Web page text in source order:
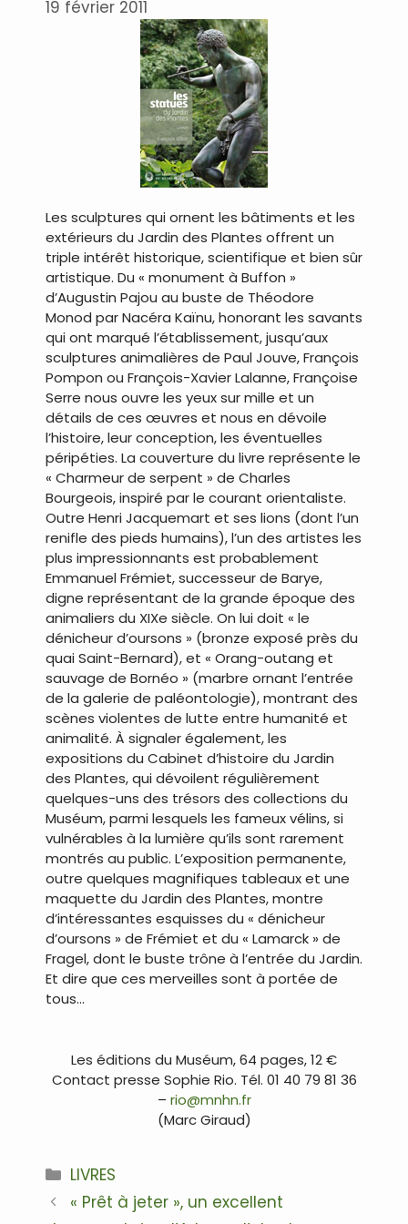
19 février 2011
Les sculptures qui ornent les bâtiments et les
extérieurs du Jardin des Plantes offrent un
triple intérêt historique, scientifique et bien sûr
artistique. Du « monument à Buffon »
d’Augustin Pajou au buste de Théodore
Monod par Nacéra Kaïnu, honorant les savants
qui ont marqué l’établissement, jusqu’aux
sculptures animalières de Paul Jouve, François
Pompon ou François-Xavier Lalanne, Françoise
Serre nous ouvre les yeux sur mille et un
détails de ces œuvres et nous en dévoile
l’histoire, leur conception, les éventuelles
péripéties. La couverture du livre représente le
« Charmeur de serpent » de Charles
Bourgeois, inspiré par le courant orientaliste.
Outre Henri Jacquemart et ses lions (dont l’un
renifle des pieds humains), l’un des artistes les
plus impressionnants est probablement
Emmanuel Frémiet, successeur de Barye,
digne représentant de la grande époque des
animaliers du XIXe siècle. On lui doit « le
dénicheur d’oursons » (bronze exposé près du
quai Saint-Bernard), et « Orang-outang et
sauvage de Bornéo » (marbre ornant l’entrée
de la galerie de paléontologie), montrant des
scènes violentes de lutte entre humanité et
animalité. À signaler également, les
expositions du Cabinet d’histoire du Jardin
des Plantes, qui dévoilent régulièrement
quelques-uns des trésors des collections du
Muséum, parmi lesquels les fameux vélins, si
vulnérables à la lumière qu’ils sont rarement
montrés au public. L’exposition permanente,
outre quelques magnifiques tableaux et une
maquette du Jardin des Plantes, montre
d’intéressantes esquisses du « dénicheur
d’oursons » de Frémiet et du « Lamarck » de
Fragel, dont le buste trône à l’entrée du Jardin.
Et dire que ces merveilles sont à portée de
tous…
Les éditions du Muséum, 64 pages, 12 €
Contact presse Sophie Rio. Tél. 01 40 79 81 36
– rio@mnhn.fr
(Marc Giraud)
Catégories
LIVRES
Navigation
« Prêt à jeter », un excellent